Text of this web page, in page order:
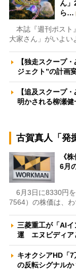
ん」
ら…
本誌『週刊ポスト
大家さん」がいよ
【独走スクープ
ジェクト”の計画
【追及スクープ
明かされる柳瀬
古賀真人「発
《
6月
6月3日に8330円を
7564）の株価は、
三菱重工が「AI
運 エヌビディア
キオクシアHD「
の反転シグナル